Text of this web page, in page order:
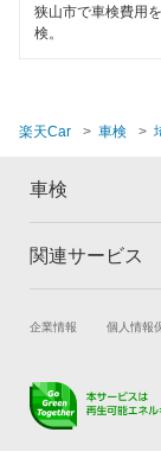
鶴ヶ島市
蓮田市
羽生市
比企郡
狭山市で車検費用
検。
楽天Car 車検
車検
トップ
車検の基礎知識
関連サービス
試乗・商談
キズ修理予約
メンテナンス管理
企業情報 個人情報